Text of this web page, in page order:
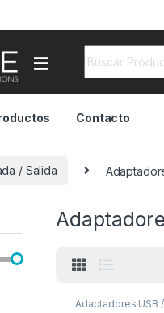
Contacto
/ Salida
Adaptadores USB